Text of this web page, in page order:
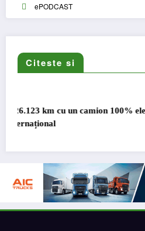
ePODCAST
Citeste si
Proiectul Revoy prinde